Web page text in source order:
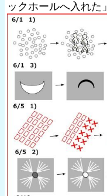
ックホールへ入れた」